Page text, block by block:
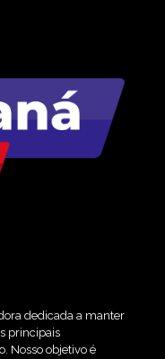
dedicada a manter
principais
Nosso objetivo é